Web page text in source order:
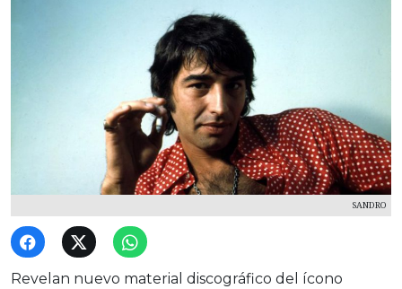
SANDRO
Revelan nuevo material discográfico del ícono